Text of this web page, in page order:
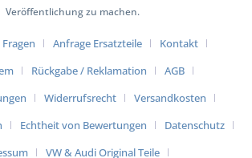
Veröffentlichung zu machen.
Anfrage Ersatzteile
Kontakt
Rückgabe / Reklamation
AGB
Widerrufsrecht
Versandkosten
Echtheit von Bewertungen
Datenschutz
VW & Audi Original Teile